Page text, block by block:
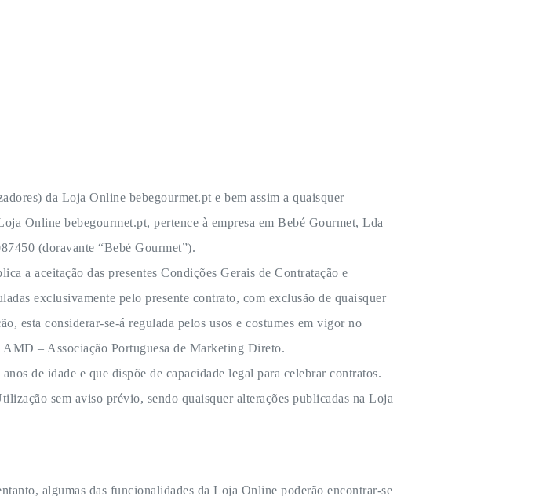
da Loja Online bebegourmet.pt e bem assim a quaisquer
Online bebegourmet.pt, pertence à empresa em Bebé Gourmet, Lda
(doravante “Bebé Gourmet”).
a aceitação das presentes Condições Gerais de Contratação e
exclusivamente pelo presente contrato, com exclusão de quaisquer
esta considerar-se-á regulada pelos usos e costumes em vigor no
– Associação Portuguesa de Marketing Direto.
de idade e que dispõe de capacidade legal para celebrar contratos.
sem aviso prévio, sendo quaisquer alterações publicadas na Loja
algumas das funcionalidades da Loja Online poderão encontrar-se